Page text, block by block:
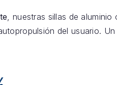
, nuestras sillas de
del usuario.